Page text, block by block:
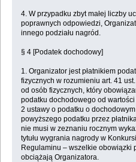
4. W przypadku zbyt małej liczby
poprawnych odpowiedzi,
innego podziału nagród.
§ 4 [Podatek dochodowy]
1. Organizator jest płatnikiem
fizycznych w rozumieniu art. 41
od osób fizycznych, który
podatku dochodowego od
2 ustawy o podatku o
powyższego podatku przez
nie musi w zeznaniu rocznym
tytułu wygrania nagrody w
Regulaminu – wszelkie obowiązki
obciążają Organizatora.